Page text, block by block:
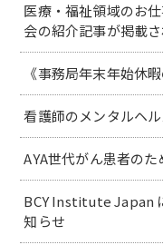
医療・福祉領域のお
会の紹介記事が掲載
《事務局年末年始休
看護師のメンタルヘ
AYA世代がん患者の
BCY Institute Japan
知らせ